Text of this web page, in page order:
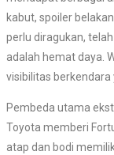
kabut, spoiler
perlu diragukan,
adalah hemat daya.
visibilitas
Pembeda utama
Toyota memberi
atap dan bodi